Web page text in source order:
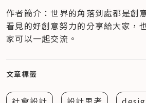
作者簡介：世界的角落到處都是創
看見的好創意努力的分享給大家，
家可以一起交流。
文章標籤